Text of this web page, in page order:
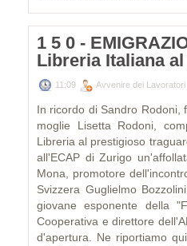
1 5 0 -
Libreria Italiana
11:09 Avvenire dei Lavoratori
In ricordo di Sandro Rodoni,
moglie Lisetta Rodoni,
Libreria al prestigioso
all'ECAP di Zurigo
Mona, promotore
Svizzera Guglielmo
giovane esponente della
Cooperativa e direttore
d'apertura. Ne riportiamo